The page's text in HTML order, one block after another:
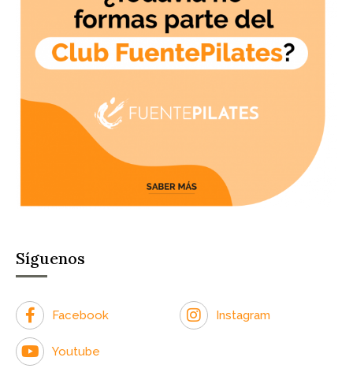
Síguenos
Facebook Instagram
Youtube